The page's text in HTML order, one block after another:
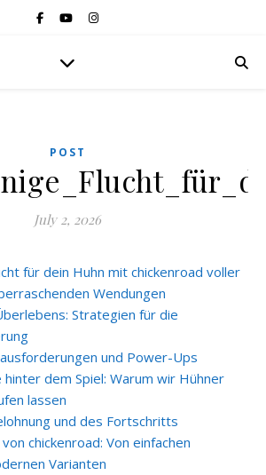
POST
July 2, 2026
für dein Huhn mit chickenroad voller
Wendungen
Strategien für die
und Power-Ups
hinter dem Spiel: Warum wir Hühner
lassen
und des Fortschritts
chickenroad: Von einfachen
Varianten